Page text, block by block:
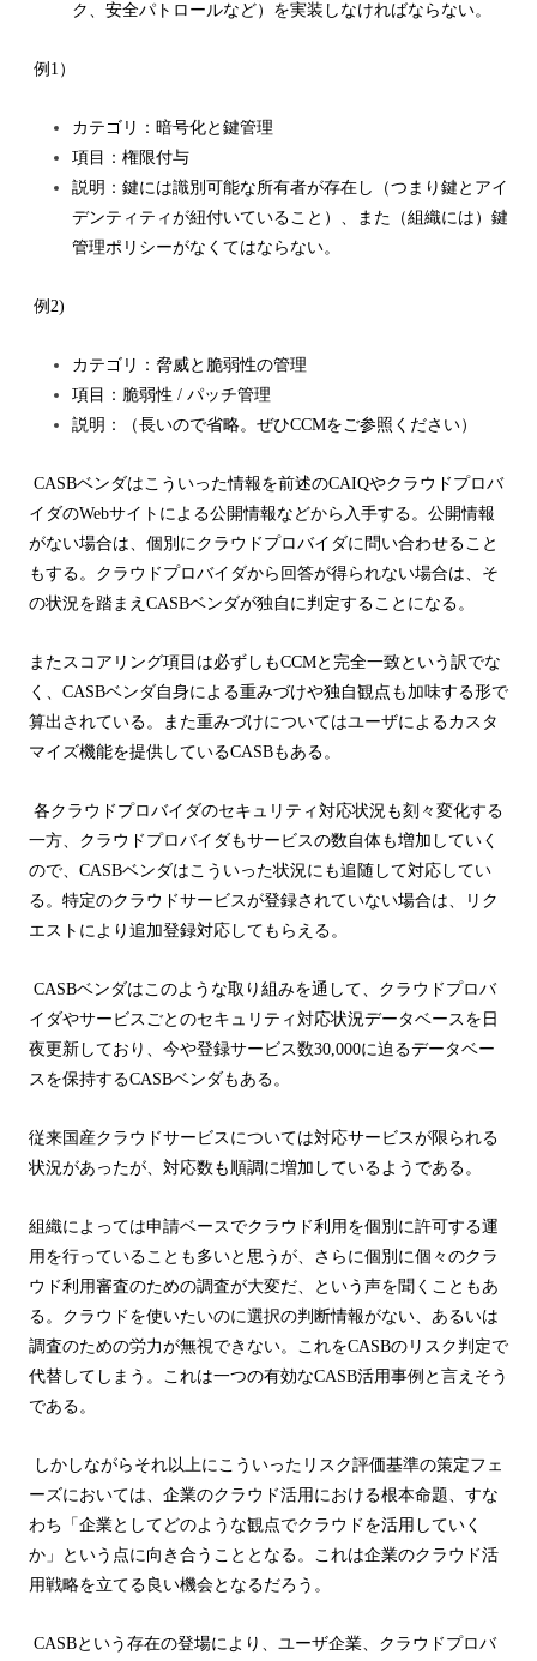
ク、安全パトロールなど）を実装しなければならない。
例1）
カテゴリ：暗号化と鍵管理
項目：権限付与
説明： 鍵には識別可能な所有者が存在し（つまり鍵とアイ
デンティティが紐付いていること）、また（組織には）鍵
管理ポリシーがなくてはならない。
例2)
カテゴリ：脅威と脆弱性の管理
項目：脆弱性 / パッチ管理
説明：（長いので省略。ぜひCCMをご参照ください）
CASBベンダはこういった情報を前述のCAIQやクラウドプロバ
イダのWebサイトによる公開情報などから入手する。 公開情報
がない場合は、個別にクラウドプロバイダに問い合わせること
もする。 クラウドプロバイダから回答が得られない場合は、そ
の状況を踏まえ CASBベンダが独自に判定することになる。
またスコアリング項目は必ずしもCCMと完全一致という訳でな
く、 CASBベンダ自身による重みづけや独自観点も加味する形で
算出されている。また重みづけについてはユーザによるカスタ
マイズ機能を提供しているCASBもある。
各クラウドプロバイダのセキュリティ対応状況も刻々変化する
一方、クラウドプロバイダもサービスの数自体も増加していく
ので、 CASBベンダはこういった状況にも追随して対応してい
る。特定のクラウドサービスが登録されていない場合は、リク
エストにより追加登録対応してもらえる。
CASBベンダはこのような取り組みを通して、クラウドプロバ
イダやサービスごとのセキュリティ対応状況データベースを日
夜更新しており、今や登録サービス数30,000に迫るデータベー
スを保持するCASBベンダもある。
従来国産クラウドサービスについては対応サービスが限られる
状況があったが、対応数も順調に増加しているようである。
組織によっては申請ベースでクラウド利用を個別に許可する運
用を行っていることも多いと思うが、さらに個別に個々のクラ
ウド利用審査のための調査が大変だ、という声を聞くこともあ
る。クラウドを使いたいのに選択の判断情報がない、あるいは
調査のための労力が無視できない。これをCASBのリスク判定で
代替してしまう。これは一つの有効なCASB活用事例と言えそう
である。
しかしながらそれ以上にこういったリスク評価基準の策定フェ
ーズにおいては、企業のクラウド活用における根本命題、すな
わち「企業としてどのような観点でクラウドを活用していく
か」という点に向き合うこととなる。これは企業のクラウド活
用戦略を立てる良い機会となるだろう。
CASBという存在の登場により、ユーザ企業、クラウドプロバ